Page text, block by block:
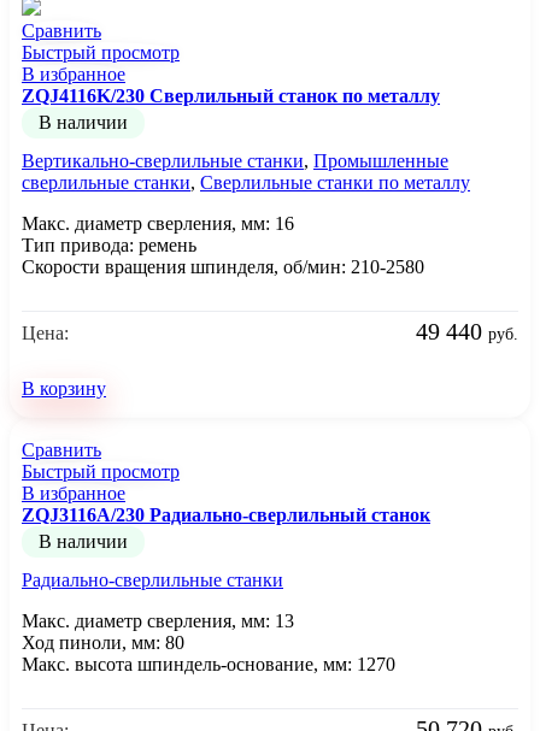
Сравнить
Быстрый просмотр
В избранное
ZQJ4116K/230 Сверлильный станок по металлу
В наличии
Вертикально-сверлильные станки, Промышленные
сверлильные станки, Сверлильные станки по металлу
Цена: 49 440 руб.
Макс. диаметр сверления, мм: 16
Тип привода: ремень
Скорости вращения шпинделя, об/мин: 210-2580
В корзину
Сравнить
Быстрый просмотр
В избранное
ZQJ3116A/230 Радиально-сверлильный станок
В наличии
Радиально-сверлильные станки
Макс. диаметр сверления, мм: 13
Ход пиноли, мм: 80
Макс. высота шпиндель-основание, мм: 1270